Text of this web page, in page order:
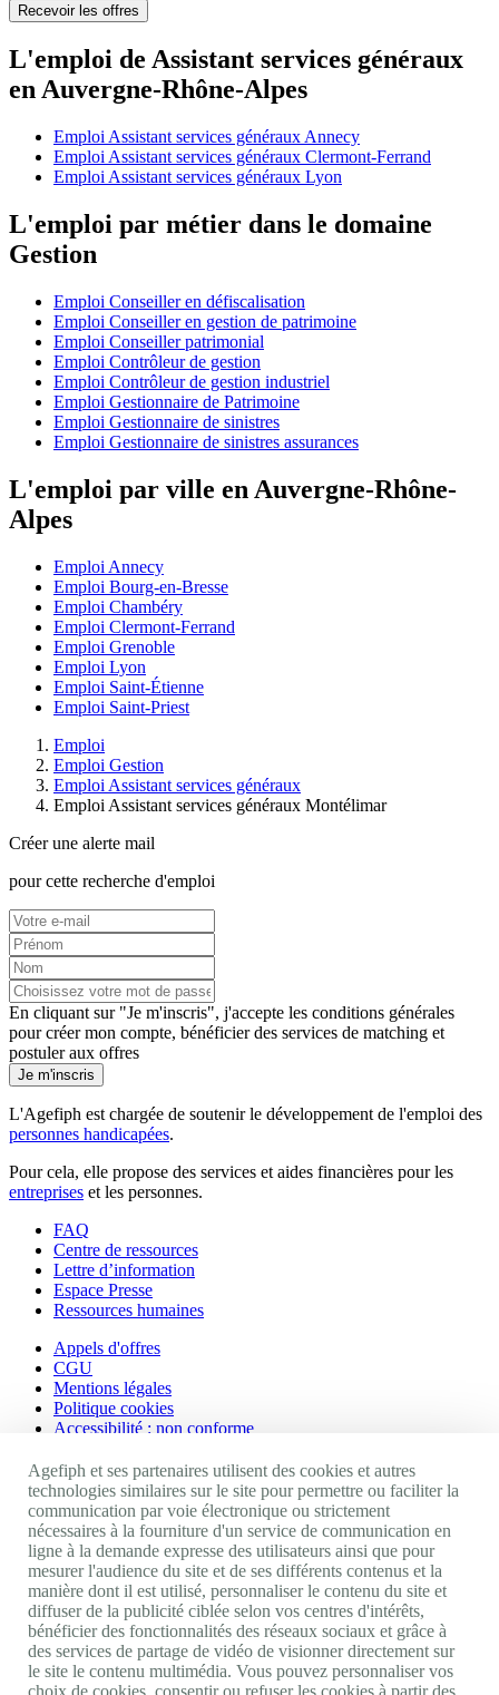
Recevoir les offres
L'emploi de Assistant services généraux
en Auvergne-Rhône-Alpes
Emploi Assistant services généraux Annecy
Emploi Assistant services généraux Clermont-Ferrand
Emploi Assistant services généraux Lyon
L'emploi par métier dans le domaine
Gestion
Emploi Conseiller en défiscalisation
Emploi Conseiller en gestion de patrimoine
Emploi Conseiller patrimonial
Emploi Contrôleur de gestion
Emploi Contrôleur de gestion industriel
Emploi Gestionnaire de Patrimoine
Emploi Gestionnaire de sinistres
Emploi Gestionnaire de sinistres assurances
L'emploi par ville en Auvergne-Rhône-
Alpes
Emploi Annecy
Emploi Bourg-en-Bresse
Emploi Chambéry
Emploi Clermont-Ferrand
Emploi Grenoble
Emploi Lyon
Emploi Saint-Étienne
Emploi Saint-Priest
Emploi
Emploi Gestion
Emploi Assistant services généraux
Emploi Assistant services généraux Montélimar
Créer une alerte mail
pour cette recherche d'emploi
En cliquant sur "Je m'inscris", j'accepte les conditions générales
pour créer mon compte, bénéficier des services de matching et
postuler aux offres
Je m'inscris
L'Agefiph est chargée de soutenir le développement de l'emploi des
personnes handicapées.
Pour cela, elle propose des services et aides financières pour les
entreprises et les personnes.
FAQ
Centre de ressources
Lettre d’information
Espace Presse
Ressources humaines
Appels d'offres
CGU
Mentions légales
Politique cookies
Accessibilité : non conforme
Nos autres sites
Site portail Agefiph
Activateur de progrès
Handinnov
Innovation et recherche
Université du RRH
Service AppuiPro
Nous suivre
Agefiph et ses partenaires utilisent des cookies et autres
technologies similaires sur le site pour permettre ou faciliter la
communication par voie électronique ou strictement
nécessaires à la fourniture d'un service de communication en
ligne à la demande expresse des utilisateurs ainsi que pour
mesurer l'audience du site et de ses différents contenus et la
manière dont il est utilisé, personnaliser le contenu du site et
diffuser de la publicité ciblée selon vos centres d'intérêts,
bénéficier des fonctionnalités des réseaux sociaux et grâce à
des services de partage de vidéo de visionner directement sur
le site le contenu multimédia. Vous pouvez personnaliser vos
choix de cookies, consentir ou refuser les cookies à partir des